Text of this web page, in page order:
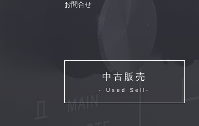
お問合せ
中古販売
- Used Sell-